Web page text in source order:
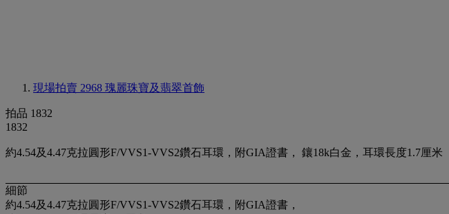
現場拍賣 2968 瑰麗珠寶及翡翠首飾
拍品 1832
1832
約4.54及4.47克拉圓形F/VVS1-VVS2鑽石耳環，附GIA證書， 鑲18k白金，耳環長度1.7厘米
細節
約4.54及4.47克拉圓形F/VVS1-VVS2鑽石耳環，附GIA證書，